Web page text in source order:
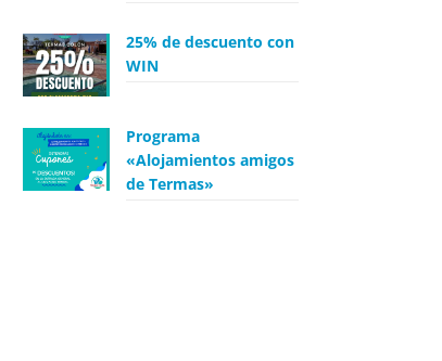
25% de descuento con
WIN
Programa
«Alojamientos amigos
de Termas»